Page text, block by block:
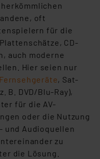
oft
für die
CD-
auch moderne
Hier seien nur
Fernsehgeräte, Sat-
B. DVD/Blu-Ray),
für die AV-
oder die Nutzung
und Audioquellen
zu
die Lösung.